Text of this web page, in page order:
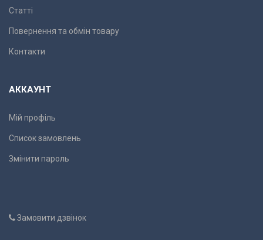
Статті
Повернення та обмін товару
Контакти
АККАУНТ
Мій профіль
Список замовлень
Змінити пароль
Замовити дзвінок